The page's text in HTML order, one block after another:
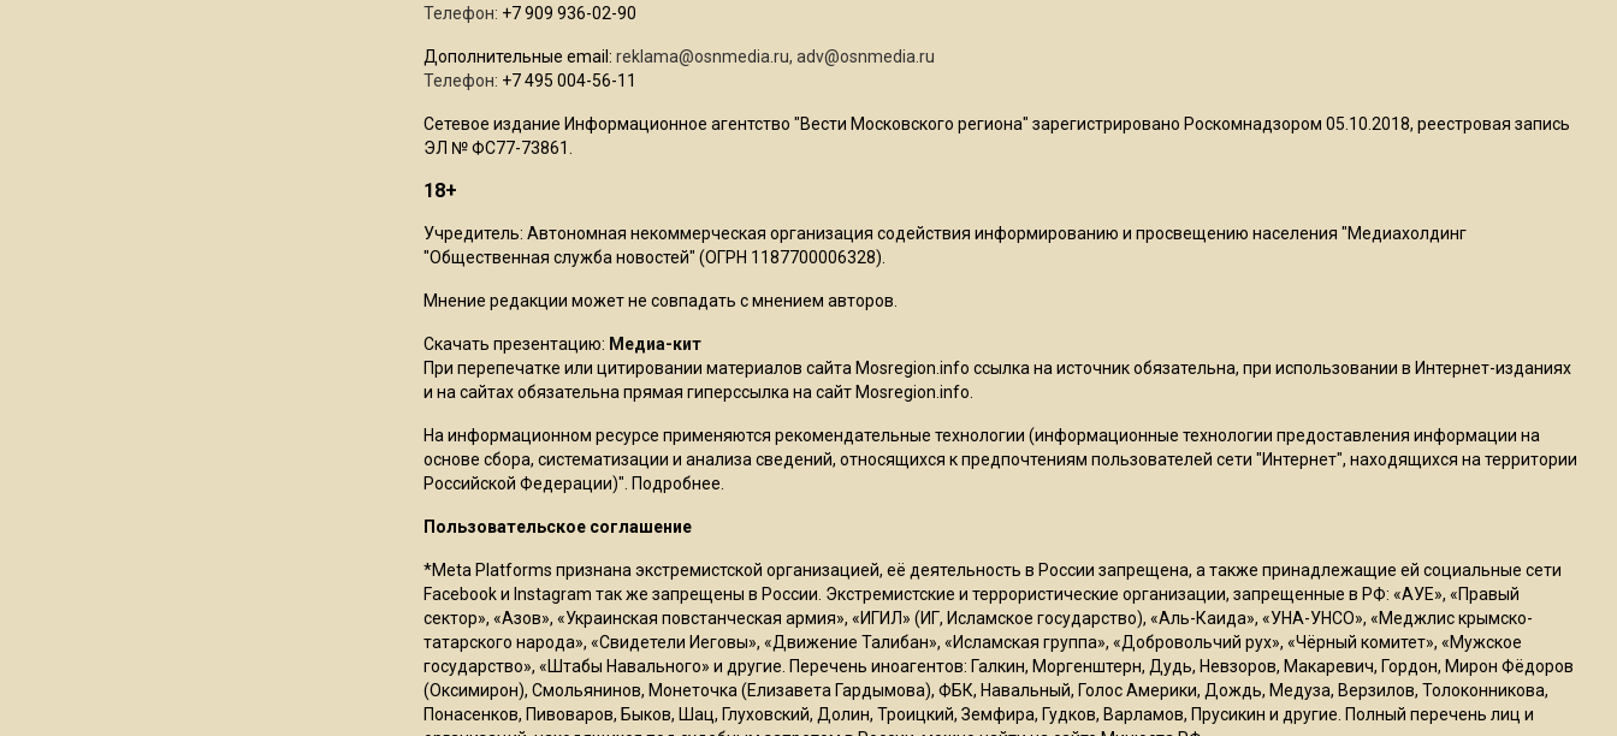
Опубликовано видео с
В Подмосковье прекратили
20:56
Сотрудники хлебозавода в
Балашихе массово
увольняются из-за жары в
цехах
Телефон: +7 909 936-02-90
Дополнительные email: reklama@osnmedia.ru, adv@osnmedia.ru
Телефон: +7 495 004-56-11
Сетевое издание Информационное агентство "Вести Московского региона" зарегистрировано Роскомнадзором 05.10.2018, реестровая запись
ЭЛ № ФС77-73861.
18+
Учредитель: Автономная некоммерческая организация содействия информированию и просвещению населения "Медиахолдинг
"Общественная служба новостей" (ОГРН 1187700006328).
Мнение редакции может не совпадать с мнением авторов.
Скачать презентацию: Медиа-кит
При перепечатке или цитировании материалов сайта Mosregion.info ссылка на источник обязательна, при использовании в Интернет-изданиях
и на сайтах обязательна прямая гиперссылка на сайт Mosregion.info.
На информационном ресурсе применяются рекомендательные технологии (информационные технологии предоставления информации на
основе сбора, систематизации и анализа сведений, относящихся к предпочтениям пользователей сети "Интернет", находящихся на территории
Российской Федерации)". Подробнее
Пользовательское соглашение
*Meta Platforms признана экстремистской организацией, её деятельность в России запрещена, а также принадлежащие ей социальные сети
Facebook и Instagram так же запрещены в России. Экстремистские и террористические организации, запрещенные в РФ: «АУЕ», «Правый
сектор», «Азов», «Украинская повстанческая армия», «ИГИЛ» (ИГ, Исламское государство), «Аль-Каида», «УНА-УНСО», «Меджлис крымско-
татарского народа», «Свидетели Иеговы», «Движение Талибан», «Исламская группа», «Добровольчий рух», «Чёрный комитет», «Мужское
государство», «Штабы Навального» и другие. Перечень иноагентов: Галкин, Моргенштерн, Дудь, Невзоров, Макаревич, Гордон, Мирон Фёдоров
(Оксимирон), Смольянинов, Монеточка (Елизавета Гардымова), ФБК, Навальный, Голос Америки, Дождь, Медуза, Верзилов, Толоконникова,
Понасенков, Пивоваров, Быков, Шац, Глуховский, Долин, Троицкий, Земфира, Гудков, Варламов, Прусикин и другие. Полный перечень лиц и